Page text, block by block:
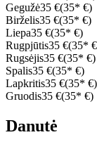
Gegužė35 €(35* €)
Birželis35 €(35* €)
Liepa35 €(35* €)
Rugpjūtis35 €(35*
Rugsėjis35 €(35* €)
Spalis35 €(35* €)
Lapkritis35 €(35* €)
Gruodis35 €(35* €)
Danutė